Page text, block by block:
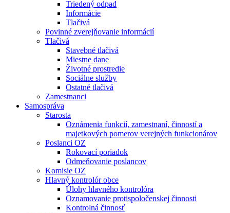
Triedený odpad
Informácie
Tlačivá
Povinné zverejňovanie informácií
Tlačivá
Stavebné tlačivá
Miestne dane
Životné prostredie
Sociálne služby
Ostatné tlačivá
Zamestnanci
Samospráva
Starosta
Oznámenia funkcií, zamestnaní, činností a
majetkových pomerov verejných funkcionárov
Poslanci OZ
Rokovací poriadok
Odmeňovanie poslancov
Komisie OZ
Hlavný kontrolór obce
Úlohy hlavného kontrolóra
Oznamovanie protispoločenskej činnosti
Kontrolná činnosť